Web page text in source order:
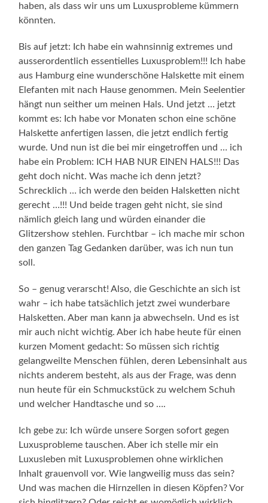
haben, als dass wir uns um Luxusprobleme kümmern
könnten.
Bis auf jetzt: Ich habe ein wahnsinnig extremes und
ausserordentlich essentielles Luxusproblem!!! Ich habe
aus Hamburg eine wunderschöne Halskette mit einem
Elefanten mit nach Hause genommen. Mein Seelentier
hängt nun seither um meinen Hals. Und jetzt … jetzt
kommt es: Ich habe vor Monaten schon eine schöne
Halskette anfertigen lassen, die jetzt endlich fertig
wurde. Und nun ist die bei mir eingetroffen und … ich
habe ein Problem: ICH HAB NUR EINEN HALS!!! Das
geht doch nicht. Was mache ich denn jetzt?
Schrecklich … ich werde den beiden Halsketten nicht
gerecht …!!! Und beide tragen geht nicht, sie sind
nämlich gleich lang und würden einander die
Glitzershow stehlen. Furchtbar – ich mache mir schon
den ganzen Tag Gedanken darüber, was ich nun tun
soll.
So – genug verarscht! Also, die Geschichte an sich ist
wahr – ich habe tatsächlich jetzt zwei wunderbare
Halsketten. Aber man kann ja abwechseln. Und es ist
mir auch nicht wichtig. Aber ich habe heute für einen
kurzen Moment gedacht: So müssen sich richtig
gelangweilte Menschen fühlen, deren Lebensinhalt aus
nichts anderem besteht, als aus der Frage, was denn
nun heute für ein Schmuckstück zu welchem Schuh
und welcher Handtasche und so ….
Ich gebe zu: Ich würde unsere Sorgen sofort gegen
Luxusprobleme tauschen. Aber ich stelle mir ein
Luxusleben mit Luxusproblemen ohne wirklichen
Inhalt grauenvoll vor. Wie langweilig muss das sein?
Und was machen die Hirnzellen in diesen Köpfen? Vor